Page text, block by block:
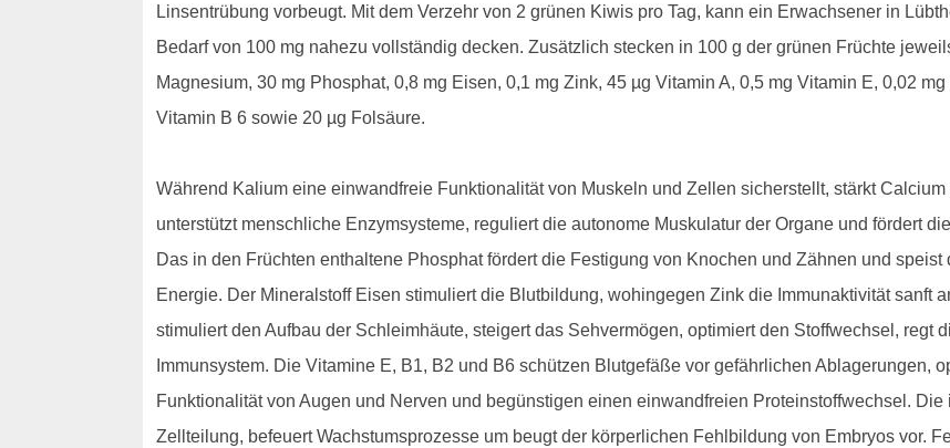
Linsentrübung vorbeugt. Mit dem Verzehr von 2 grünen Kiwis pro Tag, kann ein Erwachsener in
Bedarf von 100 mg nahezu vollständig decken. Zusätzlich stecken in 100 g der grünen Früchte
Magnesium, 30 mg Phosphat, 0,8 mg Eisen, 0,1 mg Zink, 45 µg Vitamin A, 0,5 mg Vitamin E, 0,02
Vitamin B 6 sowie 20 µg Folsäure.
Während Kalium eine einwandfreie Funktionalität von Muskeln und Zellen sicherstellt, stärkt
unterstützt menschliche Enzymsysteme, reguliert die autonome Muskulatur der Organe und fördert
Das in den Früchten enthaltene Phosphat fördert die Festigung von Knochen und Zähnen und
Energie. Der Mineralstoff Eisen stimuliert die Blutbildung, wohingegen Zink die Immunaktivität sanft
stimuliert den Aufbau der Schleimhäute, steigert das Sehvermögen, optimiert den Stoffwechsel, regt
Immunsystem. Die Vitamine E, B1, B2 und B6 schützen Blutgefäße vor gefährlichen Ablagerungen,
Funktionalität von Augen und Nerven und begünstigen einen einwandfreien Proteinstoffwechsel.
Zellteilung, befeuert Wachstumsprozesse um beugt der körperlichen Fehlbildung von Embryos vor.